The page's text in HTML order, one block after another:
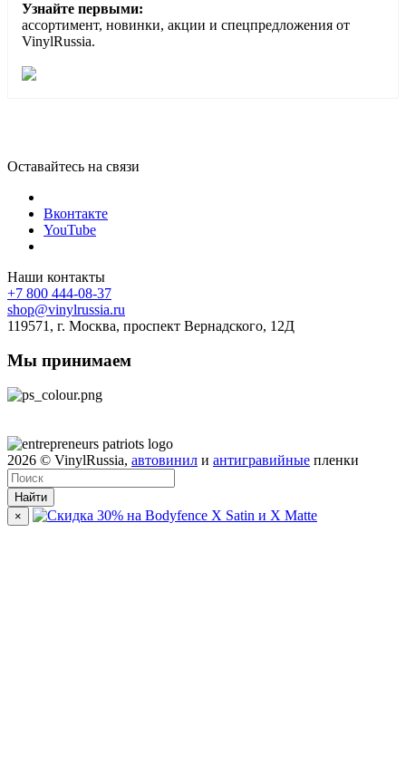
Узнайте первыми:
ассортимент, новинки, акции и спецпредложения от
VinylRussia.
Оставайтесь на связи
Вконтакте
YouTube
Наши контакты
+7 800 444-08-37
shop@vinylrussia.ru
119571, г. Москва, проспект Вернадского, 12Д
Мы принимаем
2026 © VinylRussia, автовинил и антигравийные пленки
Найти
×